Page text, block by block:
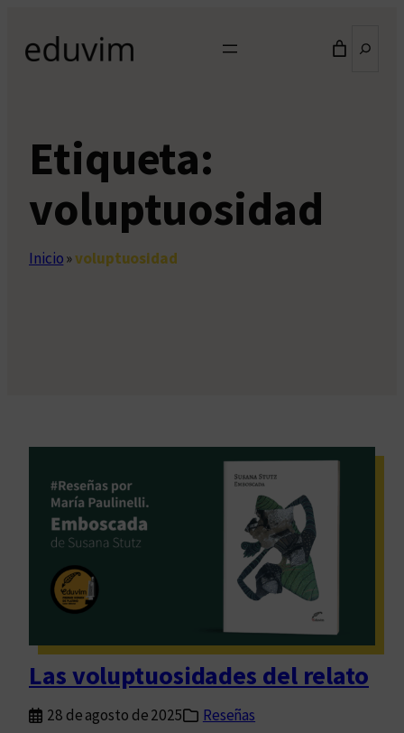
contenido
Etiqueta:
voluptuosidad
Inicio»voluptuosidad
Las voluptuosidades del relato
28 de agosto de 2025
Reseñas